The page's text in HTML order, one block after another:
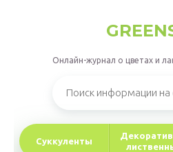
Онлайн-журнал о цветах и
Суккуленты